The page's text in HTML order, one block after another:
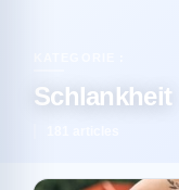
Schlankheit